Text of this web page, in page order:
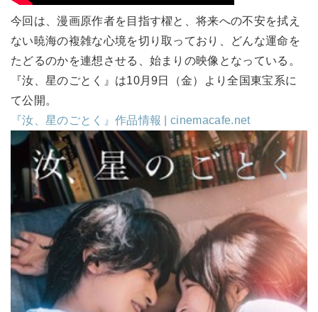
今回は、漫画原作者を目指す櫂と、将来への不安を拭え
ない暁海の複雑な心境を切り取っており、どんな運命を
たどるのかを連想させる、始まりの映像となっている。
『汝、星のごとく』は10月9日（金）より全国東宝系に
て公開。
『汝、星のごとく』作品情報 | cinemacafe.net